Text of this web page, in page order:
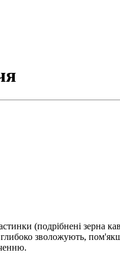
(подрібнені зерна
зволожують,